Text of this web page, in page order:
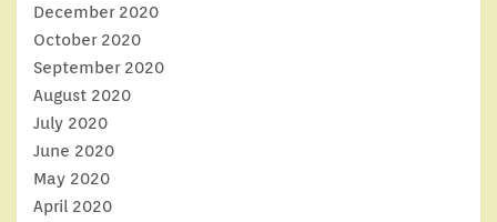
December 2020
October 2020
September 2020
August 2020
July 2020
June 2020
May 2020
April 2020